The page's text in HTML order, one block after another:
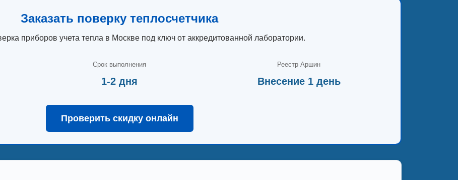
Заказать поверку теплосчетчика
приборов учета тепла в Москве под ключ от аккредитованной лаборатории.
Срок выполнения
1-2 дня
Реестр Аршин
Внесение 1 день
Проверить скидку онлайн